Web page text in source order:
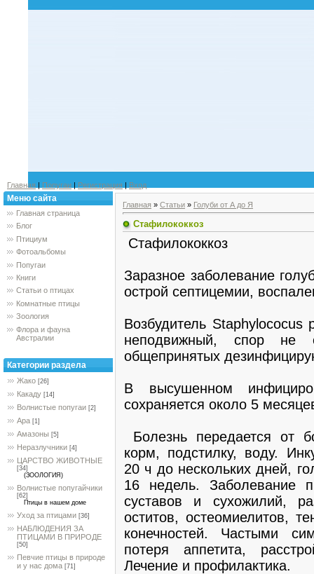
Главная | Попугаи | Регистрация | Вход
Меню сайта
Главная страница
Блог
Птициум
Фотоальбомы
Попугаи
Книги
Статьи о птицах
Комнатные птицы
Зоология
Флора и фауна
Австралии
Категории раздела
Жако [26]
Какаду [14]
Волнистые попугаи [2]
Ара [1]
Амазоны [5]
Неразлучники [4]
ЦАРСТВО ЖИВОТНЫЕ
[34]
(ЗООЛОГИЯ)
Волнистые попугайчики
[62]
Птицы в нашем доме
Уход за птицами [36]
НАБЛЮДЕНИЯ ЗА
ПТИЦАМИ В ПРИРОДЕ
[50]
Певчие птицы в природе
и у нас дома [71]
Главная » Статьи » Голуби от А до Я
Стафилококкоз
Стафилококкоз
Заразное заболевание
острой септицемии,
Возбудитель
неподвижный, спор не
общепринятых
В высушенном
сохраняется около 5
Болезнь передается от
корм, подстилку, воду.
20 ч до нескольких дней,
16 недель. Заболевание
суставов и сухожилий,
оститов, остеомиелитов,
конечностей. Частыми
потеря аппетита,
Лечение и профилактика.